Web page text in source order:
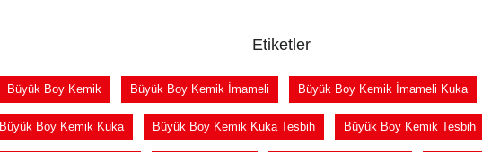
Etiketler
Büyük Boy Kemik Büyük Boy Kemik İmameli Büyük Boy Kemik İmameli Kuka
Büyük Boy Kemik Kuka Büyük Boy Kemik Kuka Tesbih Büyük Boy Kemik Tesbih